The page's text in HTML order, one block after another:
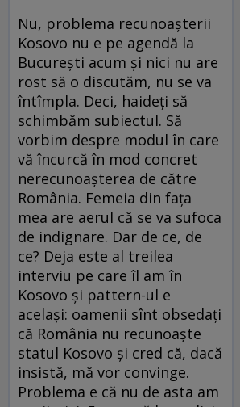
Nu, problema recunoaşterii
Kosovo nu e pe agendă la
Bucureşti acum şi nici nu are
rost să o discutăm, nu se va
întîmpla. Deci, haideţi să
schimbăm subiectul. Să
vorbim despre modul în care
vă încurcă în mod concret
nerecunoaşterea de către
România. Femeia din faţa
mea are aerul că se va sufoca
de indignare. Dar de ce, de
ce? Deja este al treilea
interviu pe care îl am în
Kosovo şi pattern-ul e
acelaşi: oamenii sînt obsedaţi
că România nu recunoaşte
statul Kosovo şi cred că, dacă
insistă, mă vor convinge.
Problema e că nu de asta am